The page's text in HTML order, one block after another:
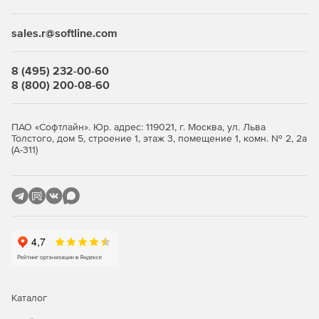
СКЗИ:
«Криптоком»
«Рутокен Веб»
«Цезарь2»
«Аккорд»
sales.r@softline.com
8 (495) 232-00-60
8 (800) 200-08-60
ПАО «Софтлайн». Юр. адрес: 119021, г. Москва, ул. Льва
Толстого, дом 5, строение 1, этаж 3, помещение 1, комн. № 2, 2а
(А-311)
Каталог